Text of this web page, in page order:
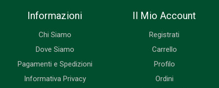
Informazioni
Chi Siamo
Dove Siamo
Pagamenti e Spedizioni
Informativa Privacy
Il Mio Account
Registrati
Carrello
Profilo
Ordini